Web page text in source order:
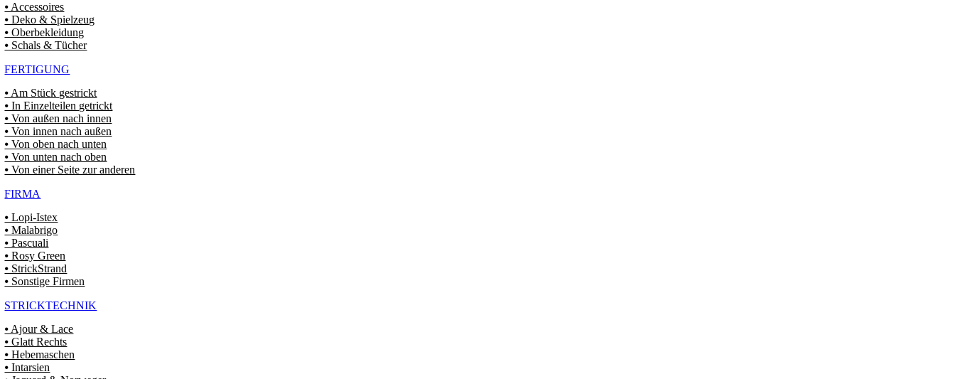
⦁ Accessoires
⦁ Deko & Spielzeug
⦁ Oberbekleidung
⦁ Schals & Tücher
FERTIGUNG
⦁ Am Stück gestrickt
⦁ In Einzelteilen getrickt
⦁ Von außen nach innen
⦁ Von innen nach außen
⦁ Von oben nach unten
⦁ Von unten nach oben
⦁ Von einer Seite zur anderen
FIRMA
⦁ Lopi-Istex
⦁ Malabrigo
⦁ Pascuali
⦁ Rosy Green
⦁ StrickStrand
⦁ Sonstige Firmen
STRICKTECHNIK
⦁ Ajour & Lace
⦁ Glatt Rechts
⦁ Hebemaschen
⦁ Intarsien